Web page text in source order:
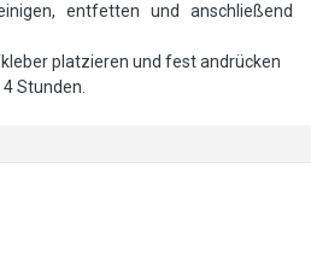
entfetten und anschließend
platzieren und fest andrücken
Stunden.